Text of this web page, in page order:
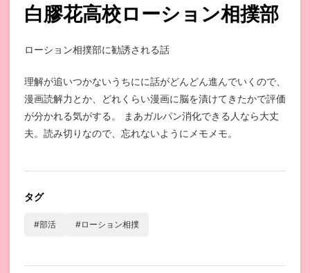
白膠花高校ローション相撲部
ローション相撲部に勧誘される話
理解が追いつかないうちにに話がどんどん進んでいくので、
漫画読解力とか、どれくらい漫画に脳を漬けてきたかで評価
が分かれる気がする。 まあガルパン消化できる人なら大丈
夫。読み切りなので、忘れないようにメモメモ。
タグ
#部活 #ローション相撲